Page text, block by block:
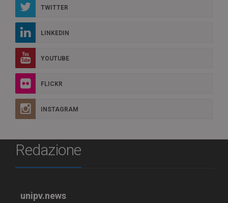
TWITTER
LINKEDIN
YOUTUBE
FLICKR
INSTAGRAM
Redazione
unipv.news